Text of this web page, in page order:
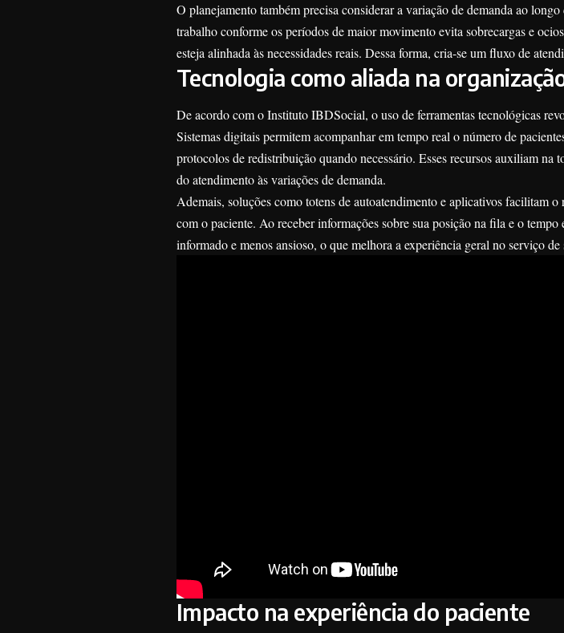
O planejamento também precisa considerar a variação de demanda ao
trabalho conforme os períodos de maior movimento evita sobrecargas e
esteja alinhada às necessidades reais. Dessa forma, cria-se um fluxo de
Tecnologia como aliada na
De acordo com o Instituto IBDSocial, o uso de ferramentas tecnológicas
Sistemas digitais permitem acompanhar em tempo real o número de
protocolos de redistribuição quando necessário. Esses recursos auxiliam na
do atendimento às variações de demanda.
Ademais, soluções como totens de autoatendimento e aplicativos facilitam
com o paciente. Ao receber informações sobre sua posição na fila e o tempo
informado e menos ansioso, o que melhora a experiência geral no serviço de
Impacto na experiência do paciente